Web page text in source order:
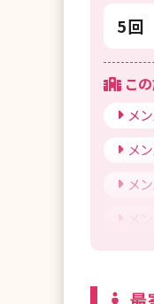
5回
こ
メ
メ
メ
メ